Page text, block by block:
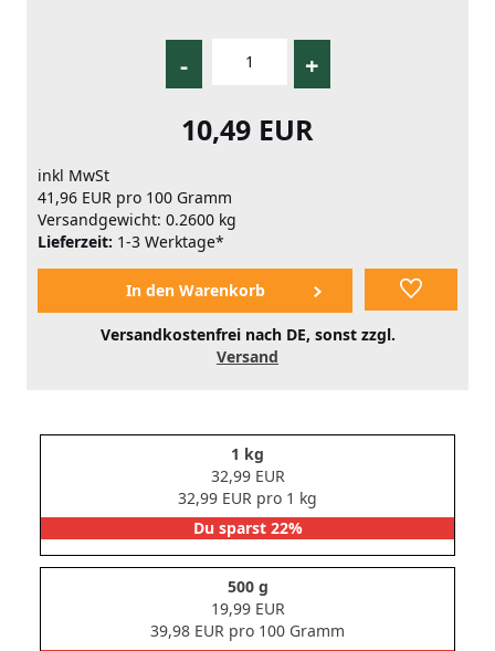
- +
10,49 EUR
inkl MwSt
41,96 EUR pro 100 Gramm
Versandgewicht: 0.2600 kg
Lieferzeit: 1-3 Werktage*
Versandkostenfrei nach DE, sonst zzgl.
Versand
1 kg
32,99 EUR
32,99 EUR pro 1 kg
Du sparst 22%
500 g
19,99 EUR
39,98 EUR pro 100 Gramm